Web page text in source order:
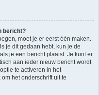
bericht?
moet je er eerst één maken.
je dit gedaan hebt, kun je de
je een bericht plaatst. Je kunt er
aan ieder nieuw bericht wordt
te activeren in het
het onderschrift uit te